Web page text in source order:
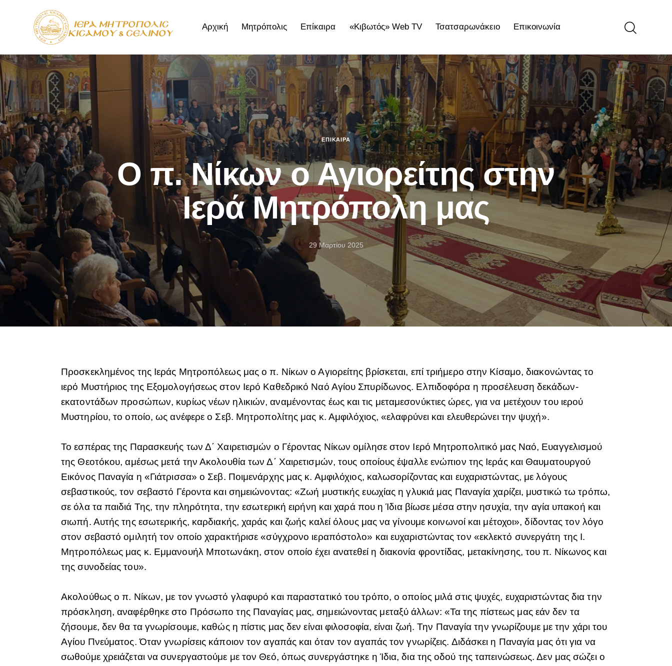
Αρχική Μητρόπολις Επίκαιρα «Κιβωτός» Web TV Τσατσαρωνάκειο Επικοινωνία
Αρχική Μητρόπολις Επίκαιρα «Κιβωτός» Web TV Τσατσαρωνάκειο Επικοινωνία
ΕΠΊΚΑΙΡΑ
Ο π. Νίκων ο Αγιορείτης στην
Ιερά Μητρόπολη μας
29 Μαρτίου 2025
Προσκεκλημένος της Ιεράς Μητροπόλεως μας ο π. Νίκων ο Αγιορείτης βρίσκεται, επί τριήμερο στην Κίσαμο, διακονώντας το
ιερό Μυστήριος της Εξομολογήσεως στον Ιερό Καθεδρικό Ναό Αγίου Σπυρίδωνος. Ελπιδοφόρα η προσέλευση δεκάδων-
εκατοντάδων προσώπων, κυρίως νέων ηλικιών, αναμένοντας έως και τις μεταμεσονύκτιες ώρες, για να μετέχουν του ιερού
Μυστηρίου, το οποίο, ως ανέφερε ο Σεβ. Μητροπολίτης μας κ. Αμφιλόχιος, «ελαφρύνει και ελευθερώνει την ψυχή».
Το εσπέρας της Παρασκευής των Δ΄ Χαιρετισμών ο Γέροντας Νίκων ομίλησε στον Ιερό Μητροπολιτικό μας Ναό, Ευαγγελισμού
της Θεοτόκου, αμέσως μετά την Ακολουθία των Δ΄ Χαιρετισμών, τους οποίους έψαλλε ενώπιον της Ιεράς και Θαυματουργού
Εικόνος Παναγία η «Γιάτρισσα» ο Σεβ. Ποιμενάρχης μας κ. Αμφιλόχιος, καλωσορίζοντας και ευχαριστώντας, με λόγους
σεβαστικούς, τον σεβαστό Γέροντα και σημειώνοντας: «Ζωή μυστικής ευωχίας η γλυκιά μας Παναγία χαρίζει, μυστικώ τω τρόπω,
σε όλα τα παιδιά Της, την πληρότητα, την εσωτερική ειρήνη και χαρά που η Ίδια βίωσε μέσα στην ησυχία, την αγία υπακοή και
σιωπή. Αυτής της εσωτερικής, καρδιακής, χαράς και ζωής καλεί όλους μας να γίνουμε κοινωνοί και μέτοχοι», δίδοντας τον λόγο
στον σεβαστό ομιλητή τον οποίο χαρακτήρισε «σύγχρονο ιεραπόστολο» και ευχαριστώντας τον «εκλεκτό συνεργάτη της Ι.
Μητροπόλεως μας κ. Εμμανουήλ Μποτωνάκη, στον οποίο έχει ανατεθεί η διακονία φροντίδας, μετακίνησης, του π. Νίκωνος και
της συνοδείας του».
Ακολούθως ο π. Νίκων, με τον γνωστό γλαφυρό και παραστατικό του τρόπο, ο οποίος μιλά στις ψυχές, ευχαριστώντας δια την
πρόσκληση, αναφέρθηκε στο Πρόσωπο της Παναγίας μας, σημειώνοντας μεταξύ άλλων: «Τα της πίστεως μας εάν δεν τα
ζήσουμε, δεν θα τα γνωρίσουμε, καθώς η πίστις μας δεν είναι φιλοσοφία, είναι ζωή. Την Παναγία την γνωρίζουμε με την χάρι του
Αγίου Πνεύματος. Όταν γνωρίσεις κάποιον τον αγαπάς και όταν τον αγαπάς τον γνωρίζεις. Διδάσκει η Παναγία μας ότι για να
σωθούμε χρειάζεται να συνεργαστούμε με τον Θεό, όπως συνεργάστηκε η Ίδια, δια της οδού της ταπεινώσεως. Δεν μας σώζει ο